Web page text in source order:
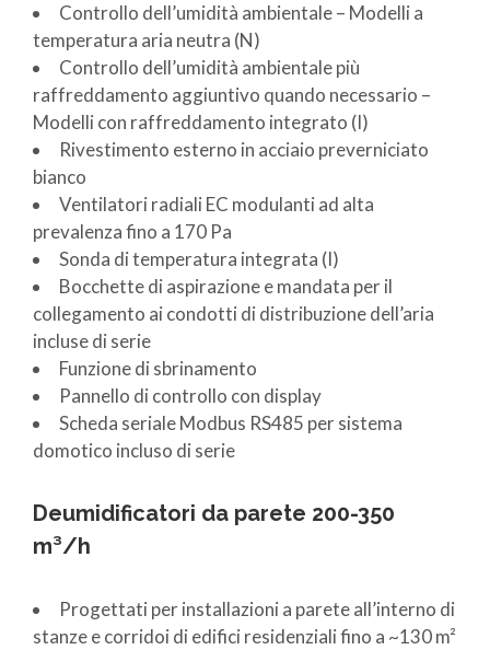
Controllo dell’umidità ambientale – Modelli a
temperatura aria neutra (N)
Controllo dell’umidità ambientale più
raffreddamento aggiuntivo quando necessario –
Modelli con raffreddamento integrato (I)
Rivestimento esterno in acciaio preverniciato
bianco
Ventilatori radiali EC modulanti ad alta
prevalenza fino a 170 Pa
Sonda di temperatura integrata (I)
Bocchette di aspirazione e mandata per il
collegamento ai condotti di distribuzione dell’aria
incluse di serie
Funzione di sbrinamento
Pannello di controllo con display
Scheda seriale Modbus RS485 per sistema
domotico incluso di serie
Deumidificatori da parete 200-350
m³/h
Progettati per installazioni a parete all’interno di
stanze e corridoi di edifici residenziali fino a ~130 m²